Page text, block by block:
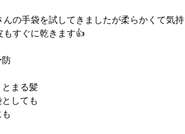
の手袋を試してきましたが柔らかくて気
すぐに乾きます👍
まる髪
しても